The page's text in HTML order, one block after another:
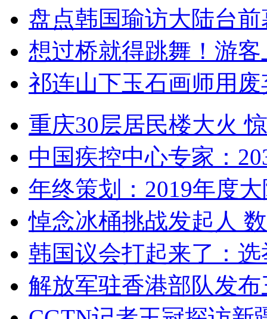
盘点韩国瑜访大陆台
想过桥就得跳舞！游客
祁连山下玉石画师用
重庆30层居民楼大火
中国疾控中心专家：
年终策划：2019年度
悼念冰桶挑战发起人
韩国议会打起来了：
解放军驻香港部队发